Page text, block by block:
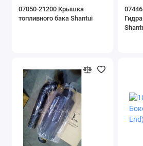
Навесное оборудование
Запчасти для буровой техники
Показать все
07050-21200 Крышка
топливного бака Shantui